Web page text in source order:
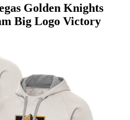
Golden Knights
Big Logo Victory